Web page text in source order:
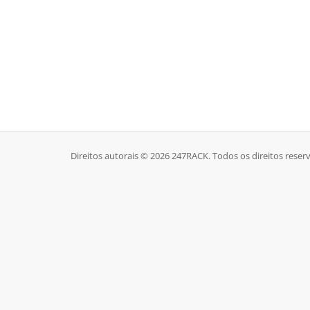
Direitos autorais © 2026 247RACK. Todos os direitos